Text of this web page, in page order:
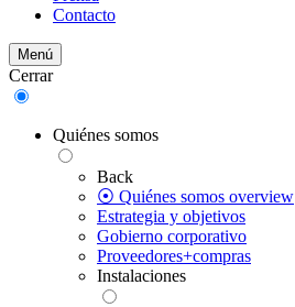
Contacto
Menú
Cerrar
Quiénes somos
Back
⦿ Quiénes somos overview
Estrategia y objetivos
Gobierno corporativo
Proveedores+compras
Instalaciones